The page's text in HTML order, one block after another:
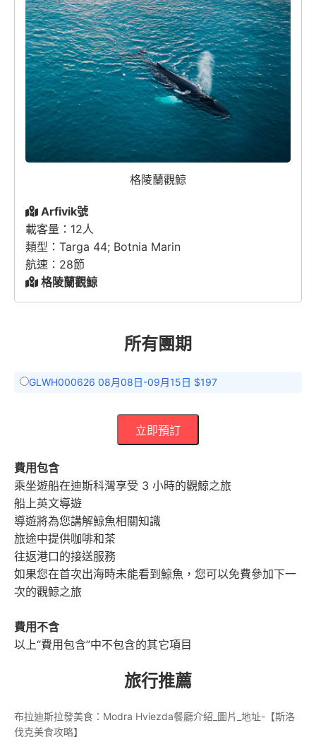
格陵蘭觀鯨
Arfivik號
載客量：12人
類型：Targa 44; Botnia Marin
航速：28節
格陵蘭觀鯨
所有團期
GLWH000626 08月08日-09月15日 $197
立即預訂
費用包含
乘坐遊船在迪斯科灣享受 3 小時的觀鯨之旅
船上英文導遊
導遊將為您講解鯨魚相關知識
旅途中提供咖啡和茶
往返港口的接送服務
如果您在首次出海時未能看到鯨魚，您可以免費參加下一
次的觀鯨之旅
費用不含
以上“費用包含”中不包含的其它項目
旅行推薦
布拉迪斯拉發美食：Modra Hviezda餐廳介紹_圖片_地址-【斯洛
伐克美食攻略】